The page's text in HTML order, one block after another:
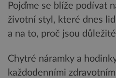
Pojďme se blíže podívat
životní styl, které dnes
a na to, proč jsou
Chytré náramky a
každodenními